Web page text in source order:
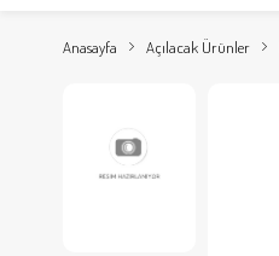
Anasayfa Açılacak Ürünler